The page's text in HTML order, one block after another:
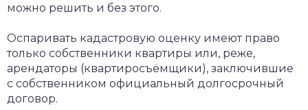
можно решить и без этого.
Оспаривать кадастровую оценку имеют право
только собственники квартиры или, реже,
арендаторы (квартиросъёмщики), заключившие
с собственником официальный долгосрочный
договор.